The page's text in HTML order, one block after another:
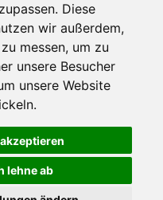
Diese
wir außerdem,
messen, um zu
unsere Besucher
unsere Website
lehne ab
auf Ihrem Computer zu speichern.
andere helfen uns dabei, das
Gewerbetreibende
Facebook
Twitter
YouTube
Google+